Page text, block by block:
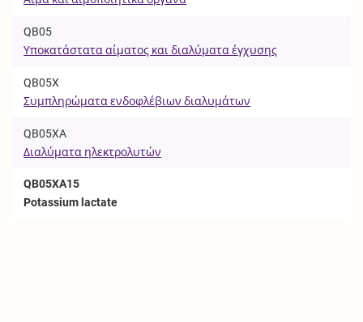
QB05
Υποκατάστατα αίματος και διαλύματα έγχυσης
QB05X
Συμπληρώματα ενδοφλέβιων διαλυμάτων
QB05XA
Διαλύματα ηλεκτρολυτών
QB05XA15
Potassium lactate